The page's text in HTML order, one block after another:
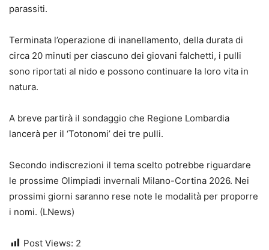
parassiti.
Terminata l’operazione di inanellamento, della durata di
circa 20 minuti per ciascuno dei giovani falchetti, i pulli
sono riportati al nido e possono continuare la loro vita in
natura.
A breve partirà il sondaggio che Regione Lombardia
lancerà per il ‘Totonomi’ dei tre pulli.
Secondo indiscrezioni il tema scelto potrebbe riguardare
le prossime Olimpiadi invernali Milano-Cortina 2026. Nei
prossimi giorni saranno rese note le modalità per proporre
i nomi. (LNews)
Post Views: 2